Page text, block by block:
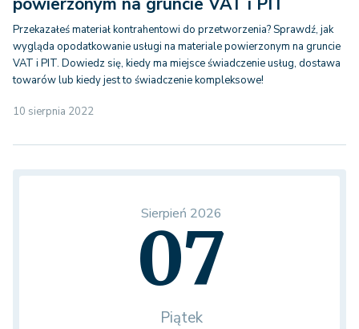
Przekazałeś materiał kontrahentowi do przetworzenia? Sprawdź, jak
wygląda opodatkowanie usługi na materiale powierzonym na gruncie
VAT i PIT. Dowiedz się, kiedy ma miejsce świadczenie usług, dostawa
towarów lub kiedy jest to świadczenie kompleksowe!
10 sierpnia 2022
Sierpień 2026
07
Piątek